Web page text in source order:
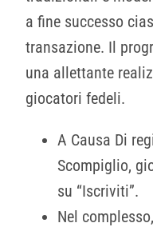
a fine successo
transazione. Il
una allettante
giocatori fedeli.
A Causa Di
Scompiglio,
su “Iscriviti”.
Nel